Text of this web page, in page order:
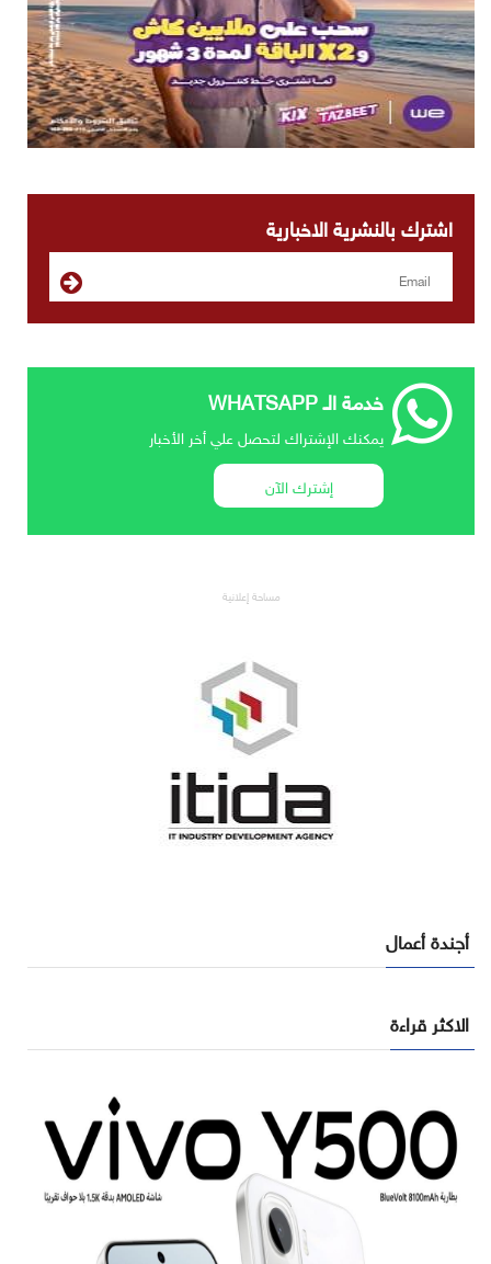
اشترك بالنشرية الاخبارية
خدمة الـ WHATSAPP
يمكنك الإشتراك لتحصل علي أخر الأخبار
إشترك الآن
مساحة إعلانية
أجندة أعمال
الاكثر قراءة